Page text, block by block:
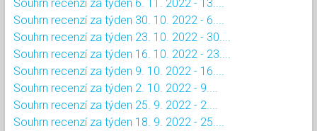
Souhrn recenzí za týden 6. 11. 2022 - 13....
Souhrn recenzí za týden 30. 10. 2022 - 6....
Souhrn recenzí za týden 23. 10. 2022 - 30....
Souhrn recenzí za týden 16. 10. 2022 - 23....
Souhrn recenzí za týden 9. 10. 2022 - 16....
Souhrn recenzí za týden 2. 10. 2022 - 9....
Souhrn recenzí za týden 25. 9. 2022 - 2....
Souhrn recenzí za týden 18. 9. 2022 - 25....